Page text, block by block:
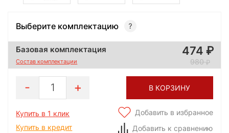
Выберите комплектацию
Базовая комплектация
Состав комплектации
474
980
1 В КОРЗИНУ
Купить в 1 клик
Купить в кредит
Добавить в избранное
Добавить к сравнению